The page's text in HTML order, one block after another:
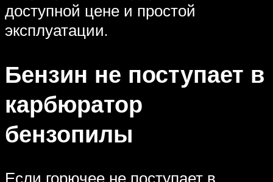
доступной цене и простой
эксплуатации.
Бензин не поступает в
карбюратор
бензопилы
Если горючее не поступает в